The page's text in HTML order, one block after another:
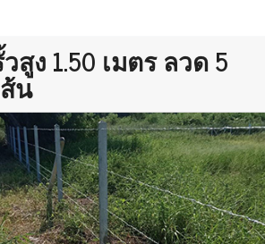
สูง 1.50 เมตร ลวด 5
น